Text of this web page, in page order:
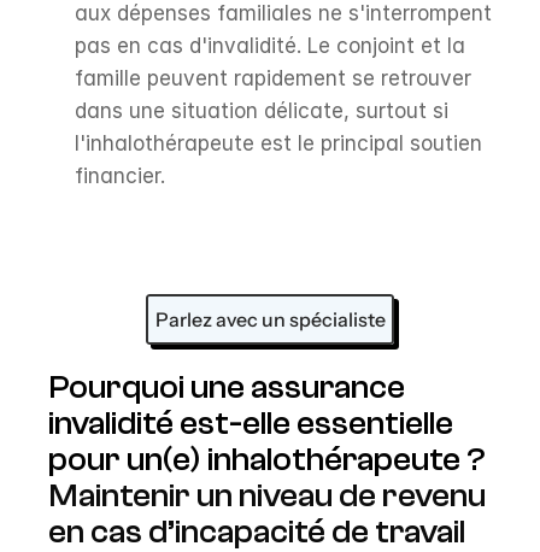
aux dépenses familiales ne s'interrompent
pas en cas d'invalidité. Le conjoint et la
famille peuvent rapidement se retrouver
dans une situation délicate, surtout si
l'inhalothérapeute est le principal soutien
financier.
Parlez avec un spécialiste
Pourquoi une assurance
invalidité est-elle essentielle
pour un(e) inhalothérapeute ?
Maintenir un niveau de revenu
en cas d’incapacité de travail